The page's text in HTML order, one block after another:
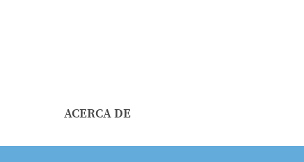
ACERCA DE